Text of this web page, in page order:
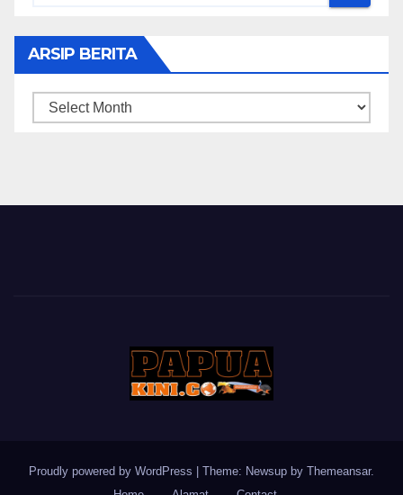
ARSIP BERITA
ARSIP
Proudly powered by WordPress Theme: Newsup by Themeansar.